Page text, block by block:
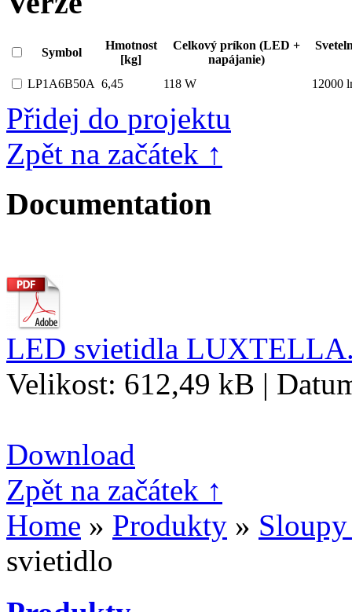
Symbol
Hmotnost
[kg]
Celkový príkon (LED +
napájanie)
LP1A6B50A 6,45 118 W 12000
Přidej do projektu
Zpět na začátek ↑
Documentation
LED svietidla
Velikost: 612,49 kB |
Download
Zpět na začátek ↑
Home » Produkty »
svietidlo